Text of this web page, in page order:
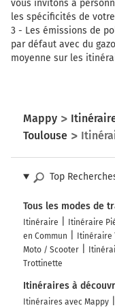
Prendre à
500 mètres
512 km
Prendre à
21
gare
les
513 km
Au rond-
513 km
vous invitons à
les spécificités de
3 - Les émissions de
par défaut avec du
moyenne sur les
Mappy
Toulouse
Top
Tous les modes de
Itinéraire Itinéraire
en Commun
Itinéraire
Moto / Scooter
Trottinette
Itinéraires à
Itinéraires avec Mappy